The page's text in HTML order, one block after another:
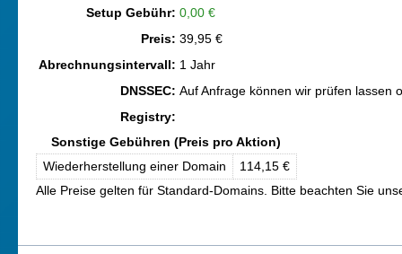
Setup Gebühr: 0,00 €
Preis: 39,95 €
Abrechnungsintervall: 1 Jahr
DNSSEC: Auf Anfrage können wir prüfen lassen
Registry:
Sonstige Gebühren (Preis pro Aktion)
Wiederherstellung einer Domain
114,15 €
Alle Preise gelten für Standard-Domains. Bitte beachten Sie